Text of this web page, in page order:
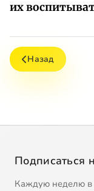
их
Назад
Подписаться
Каждую неделю в